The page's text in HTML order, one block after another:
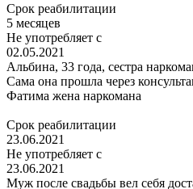
Срок реабилитации
5 месяцев
Не употребляет с
02.05.2021
Альбина, 33 года, сестра
Сама она прошла через
Фатима жена наркомана
Срок реабилитации
23.06.2021
Не употребляет с
23.06.2021
Муж после свадьбы вел себя